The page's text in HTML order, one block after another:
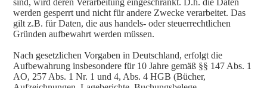
werden gesperrt und nicht für andere Zwecke verarbeitet. Das
gilt z.B. für Daten, die aus handels- oder steuerrechtlichen
Gründen aufbewahrt werden müssen.
Nach gesetzlichen Vorgaben in Deutschland, erfolgt die
Aufbewahrung insbesondere für 10 Jahre gemäß §§ 147 Abs. 1
AO, 257 Abs. 1 Nr. 1 und 4, Abs. 4 HGB (Bücher,